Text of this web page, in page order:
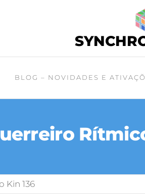
BLOG – NOVIDADES E
Kin 136